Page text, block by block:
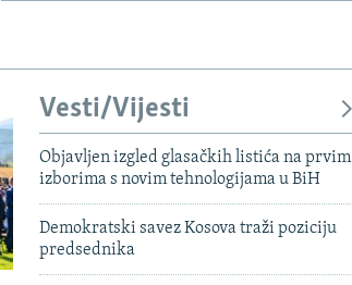
Vesti/Vijesti
Objavljen izgled glasačkih listića na prvim
izborima s novim tehnologijama u BiH
Demokratski savez Kosova traži poziciju
predsednika